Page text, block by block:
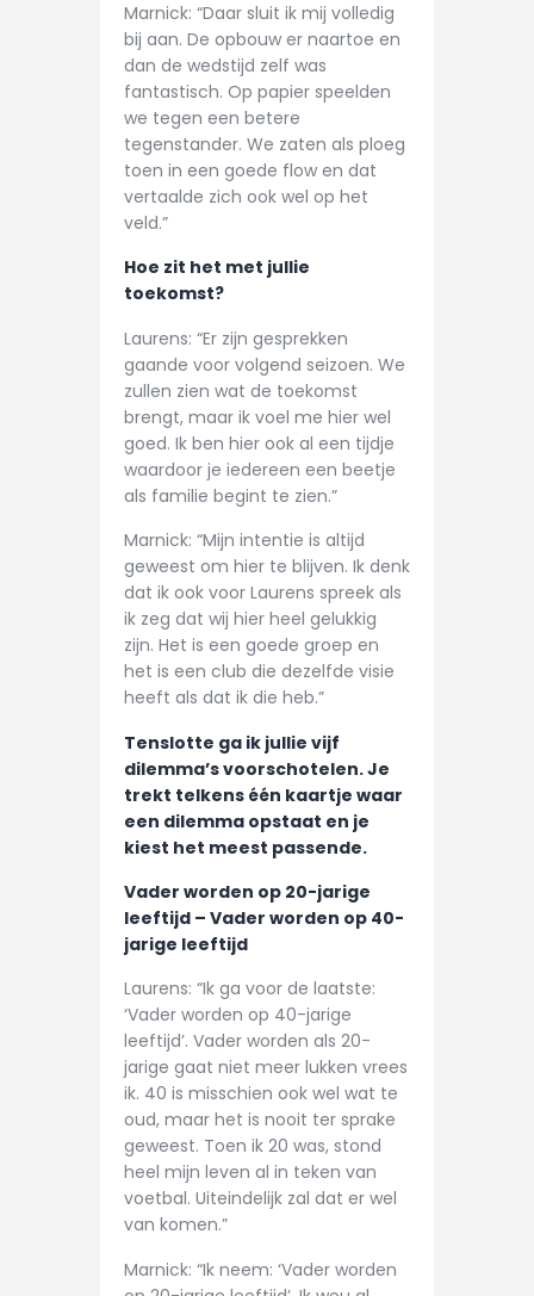
Marnick: “Daar sluit ik mij volledig
bij aan. De opbouw er naartoe en
dan de wedstijd zelf was
fantastisch. Op papier speelden
we tegen een betere
tegenstander. We zaten als ploeg
toen in een goede flow en dat
vertaalde zich ook wel op het
veld.”
Hoe zit het met jullie
toekomst?
Laurens: “Er zijn gesprekken
gaande voor volgend seizoen. We
zullen zien wat de toekomst
brengt, maar ik voel me hier wel
goed. Ik ben hier ook al een tijdje
waardoor je iedereen een beetje
als familie begint te zien.”
Marnick: “Mijn intentie is altijd
geweest om hier te blijven. Ik denk
dat ik ook voor Laurens spreek als
ik zeg dat wij hier heel gelukkig
zijn. Het is een goede groep en
het is een club die dezelfde visie
heeft als dat ik die heb.”
Tenslotte ga ik jullie vijf
dilemma’s voorschotelen. Je
trekt telkens één kaartje waar
een dilemma opstaat en je
kiest het meest passende.
Vader worden op 20-jarige
leeftijd – Vader worden op 40-
jarige leeftijd
Laurens: “Ik ga voor de laatste:
‘Vader worden op 40-jarige
leeftijd’. Vader worden als 20-
jarige gaat niet meer lukken vrees
ik. 40 is misschien ook wel wat te
oud, maar het is nooit ter sprake
geweest. Toen ik 20 was, stond
heel mijn leven al in teken van
voetbal. Uiteindelijk zal dat er wel
van komen.”
Marnick: “Ik neem: ‘Vader worden